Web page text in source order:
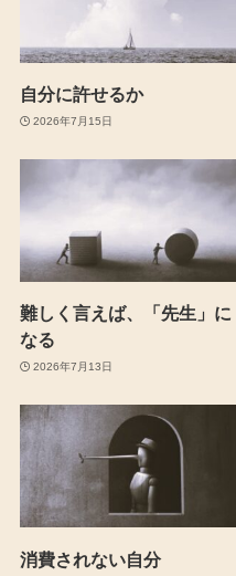
自分に許せるか
2026年7月15日
難しく言えば、「先生」に
なる
2026年7月13日
消費されない自分